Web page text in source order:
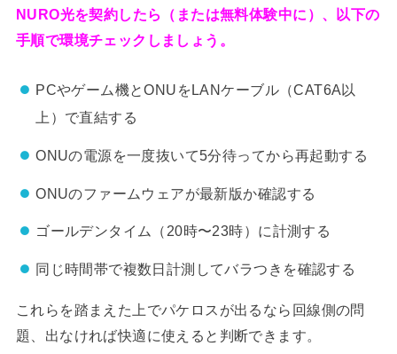
NURO光を契約したら（または無料体験中に）、以下の
手順で環境チェックしましょう。
PCやゲーム機とONUをLANケーブル（CAT6A以
上）で直結する
ONUの電源を一度抜いて5分待ってから再起動する
ONUのファームウェアが最新版か確認する
ゴールデンタイム（20時〜23時）に計測する
同じ時間帯で複数日計測してバラつきを確認する
これらを踏まえた上でパケロスが出るなら回線側の問
題、出なければ快適に使えると判断できます。